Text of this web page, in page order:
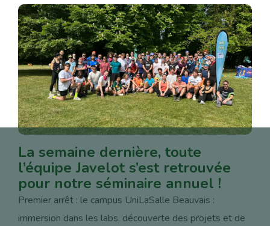
La semaine dernière, toute
l’équipe Javelot s’est retrouvée
pour notre séminaire annuel !
Premier arrêt : le campus UniLaSalle Beauvais :
immersion dans les labs, découverte des projets et de